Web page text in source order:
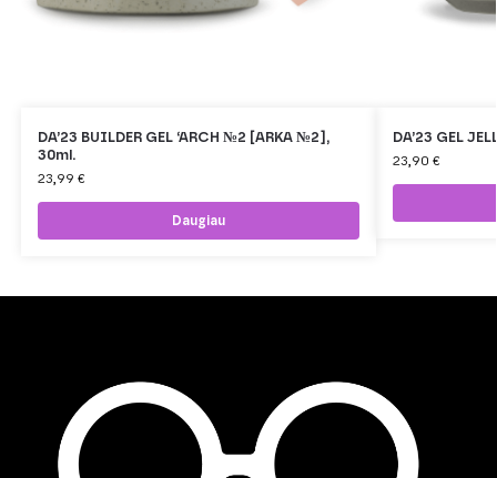
DA’23 BUILDER GEL ‘ARCH №2 [ARKA №2],
30ml.
23,99 €
Daugiau
DA’23 GEL
23,90 €